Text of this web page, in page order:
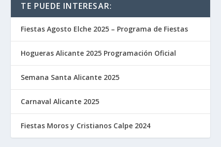
TE PUEDE INTERESAR:
Fiestas Agosto Elche 2025 – Programa de Fiestas
Hogueras Alicante 2025 Programación Oficial
Semana Santa Alicante 2025
Carnaval Alicante 2025
Fiestas Moros y Cristianos Calpe 2024